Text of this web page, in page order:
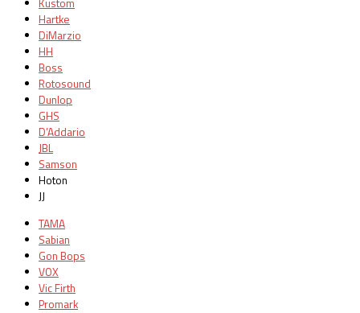
Kustom
Hartke
DiMarzio
HH
Boss
Rotosound
Dunlop
GHS
D’Addario
JBL
Samson
Hoton
JJ
TAMA
Sabian
Gon Bops
VOX
Vic Firth
Promark